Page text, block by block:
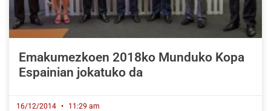
Emakumezkoen 2018ko Munduko Kopa
Espainian jokatuko da
16/12/2014 11:29 am